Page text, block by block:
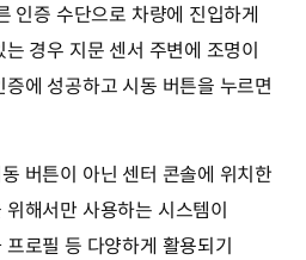
인증 수단으로 차량에 진입하게
경우 지문 센서 주변에 조명이
에 성공하고 시동 버튼을 누르면
버튼이 아닌 센터 콘솔에 위치한
해서만 사용하는 시스템이
로필 등 다양하게 활용되기